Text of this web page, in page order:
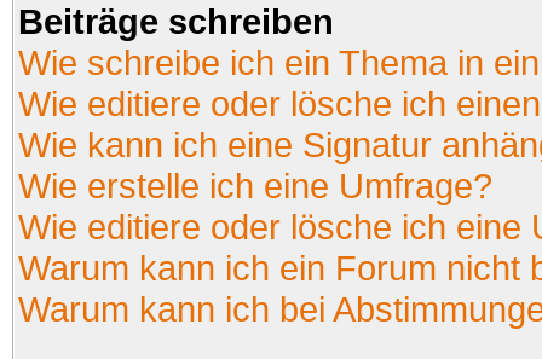
Beiträge schreiben
Wie schreibe ich ein Thema in
Wie editiere oder lösche ich
Wie kann ich eine Signatur
Wie erstelle ich eine Umfrage?
Wie editiere oder lösche ich eine
Warum kann ich ein Forum nicht
Warum kann ich bei